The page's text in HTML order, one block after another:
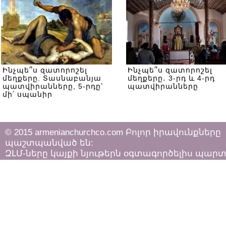
Ինչպե՞ս զատորոշել
մեղքերը. Տասնաբանյա
պատվիրանները, 5-րդը՝
մի՛ սպանիր
Ինչպե՞ս զատորոշել
մեղքերը․ 3-րդ և 4-րդ
պատվիրանները
© 2015 armenianchurchco.com Բոլոր իրավունքները
պաշտպանված են:
ԶԼՄ-ները կայքի նյութերն օգտագործելիս